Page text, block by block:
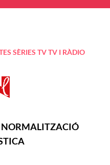
SÈRIES TV TV I RÀDIO
NORMALITZACIÓ